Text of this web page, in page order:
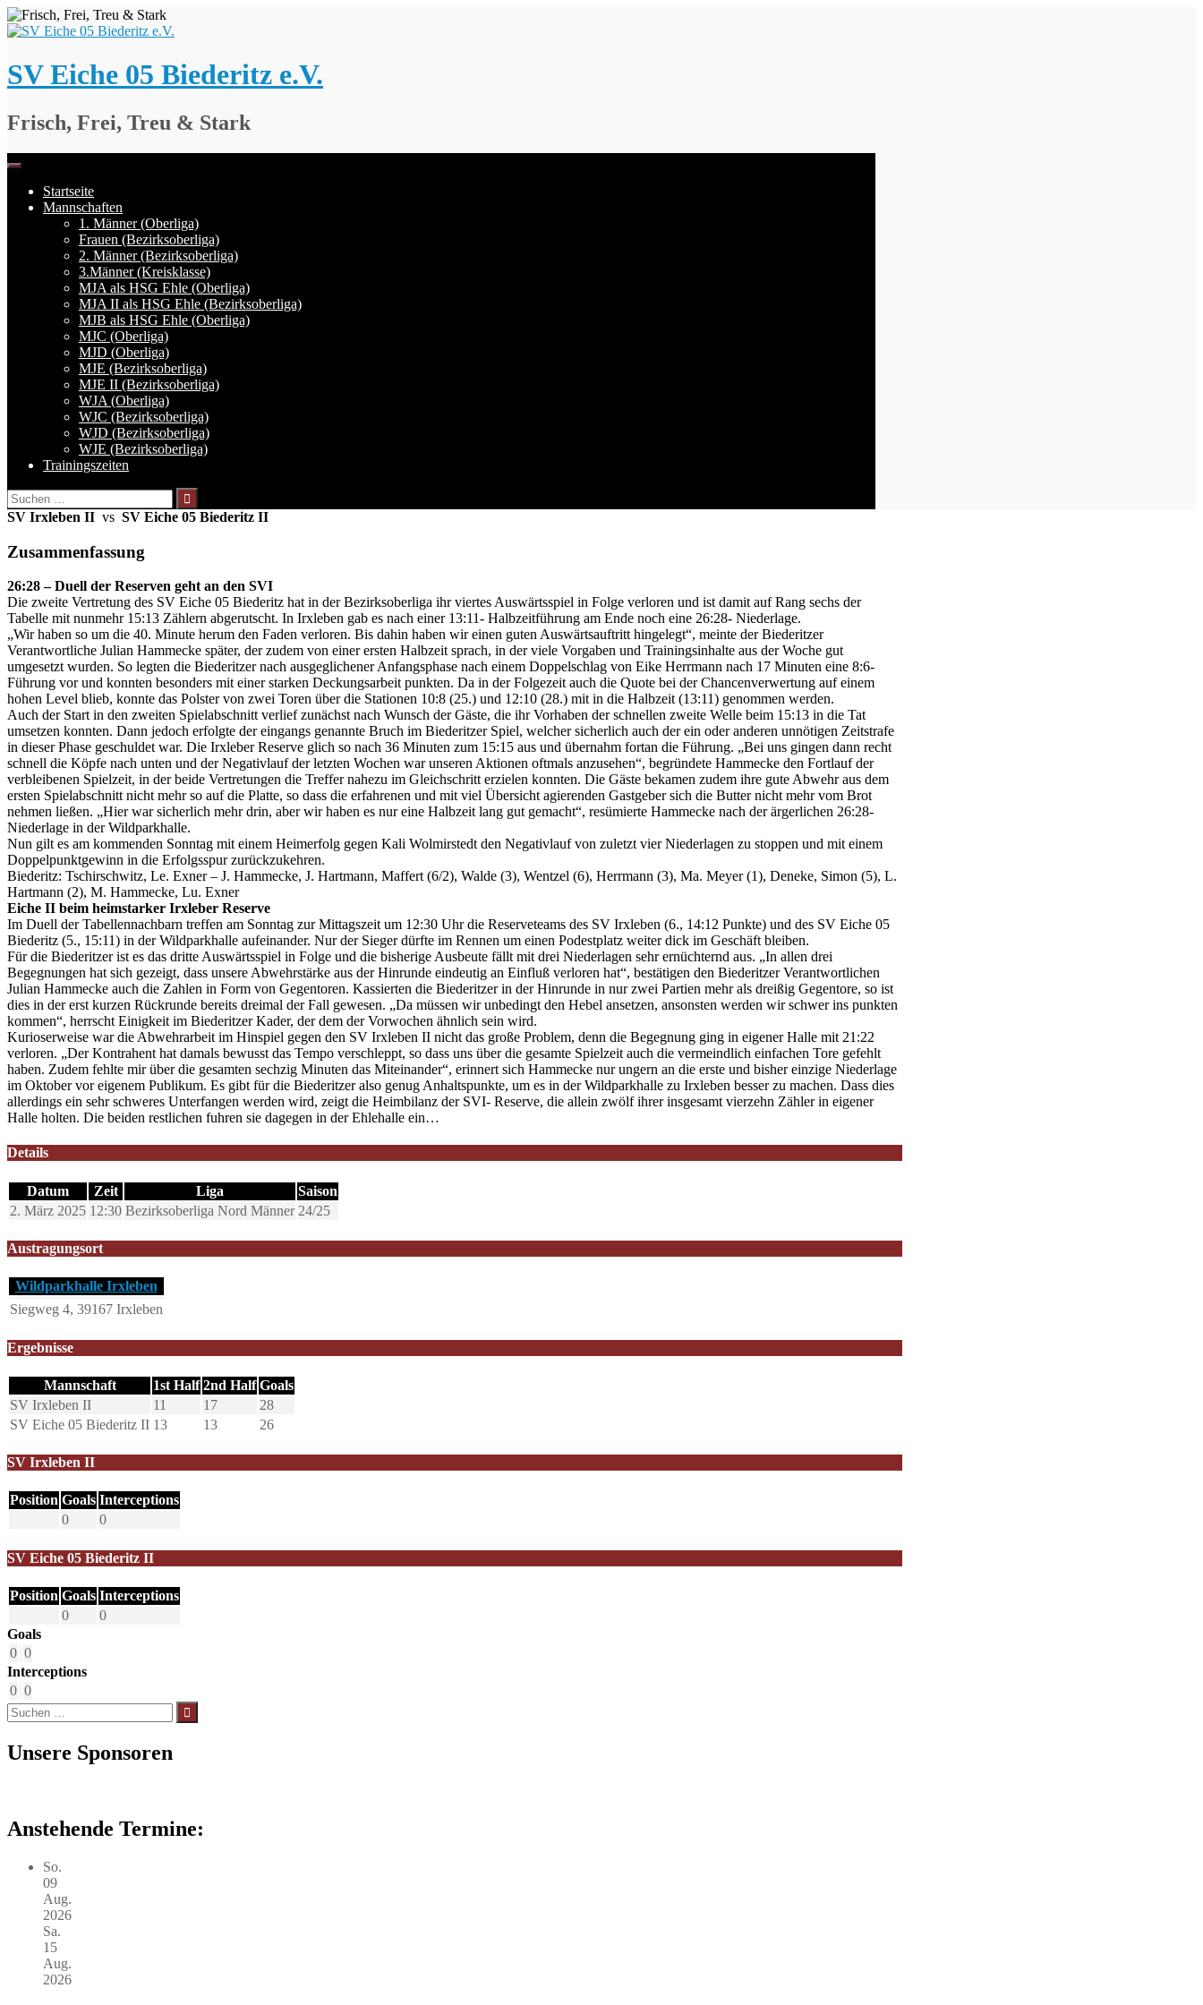
Springe
zum
SV Eiche 05 Biederitz e.V.
Frisch, Frei, Treu & Stark
Startseite
Mannschaften
1. Männer (Oberliga)
Frauen (Bezirksoberliga)
2. Männer (Bezirksoberliga)
3.Männer (Kreisklasse)
MJA als HSG Ehle (Oberliga)
MJA II als HSG Ehle (Bezirksoberliga)
MJB als HSG Ehle (Oberliga)
MJC (Oberliga)
MJD (Oberliga)
MJE (Bezirksoberliga)
MJE II (Bezirksoberliga)
WJA (Oberliga)
WJC (Bezirksoberliga)
WJD (Bezirksoberliga)
WJE (Bezirksoberliga)
Trainingszeiten
Suchen
nach:
SV Irxleben II vs SV Eiche 05 Biederitz II
Zusammenfassung
26:28 – Duell der Reserven geht an den SVI
Die zweite Vertretung des SV Eiche 05 Biederitz hat in der Bezirksoberliga ihr viertes Auswärtsspiel in Folge verloren und ist damit auf Rang sechs der
Tabelle mit nunmehr 15:13 Zählern abgerutscht. In Irxleben gab es nach einer 13:11- Halbzeitführung am Ende noch eine 26:28- Niederlage.
„Wir haben so um die 40. Minute herum den Faden verloren. Bis dahin haben wir einen guten Auswärtsauftritt hingelegt“, meinte der Biederitzer
Verantwortliche Julian Hammecke später, der zudem von einer ersten Halbzeit sprach, in der viele Vorgaben und Trainingsinhalte aus der Woche gut
umgesetzt wurden. So legten die Biederitzer nach ausgeglichener Anfangsphase nach einem Doppelschlag von Eike Herrmann nach 17 Minuten eine 8:6-
Führung vor und konnten besonders mit einer starken Deckungsarbeit punkten. Da in der Folgezeit auch die Quote bei der Chancenverwertung auf einem
hohen Level blieb, konnte das Polster von zwei Toren über die Stationen 10:8 (25.) und 12:10 (28.) mit in die Halbzeit (13:11) genommen werden.
Auch der Start in den zweiten Spielabschnitt verlief zunächst nach Wunsch der Gäste, die ihr Vorhaben der schnellen zweite Welle beim 15:13 in die Tat
umsetzen konnten. Dann jedoch erfolgte der eingangs genannte Bruch im Biederitzer Spiel, welcher sicherlich auch der ein oder anderen unnötigen Zeitstrafe
in dieser Phase geschuldet war. Die Irxleber Reserve glich so nach 36 Minuten zum 15:15 aus und übernahm fortan die Führung. „Bei uns gingen dann recht
schnell die Köpfe nach unten und der Negativlauf der letzten Wochen war unseren Aktionen oftmals anzusehen“, begründete Hammecke den Fortlauf der
verbleibenen Spielzeit, in der beide Vertretungen die Treffer nahezu im Gleichschritt erzielen konnten. Die Gäste bekamen zudem ihre gute Abwehr aus dem
ersten Spielabschnitt nicht mehr so auf die Platte, so dass die erfahrenen und mit viel Übersicht agierenden Gastgeber sich die Butter nicht mehr vom Brot
nehmen ließen. „Hier war sicherlich mehr drin, aber wir haben es nur eine Halbzeit lang gut gemacht“, resümierte Hammecke nach der ärgerlichen 26:28-
Niederlage in der Wildparkhalle.
Nun gilt es am kommenden Sonntag mit einem Heimerfolg gegen Kali Wolmirstedt den Negativlauf von zuletzt vier Niederlagen zu stoppen und mit einem
Doppelpunktgewinn in die Erfolgsspur zurückzukehren.
Biederitz: Tschirschwitz, Le. Exner – J. Hammecke, J. Hartmann, Maffert (6/2), Walde (3), Wentzel (6), Herrmann (3), Ma. Meyer (1), Deneke, Simon (5), L.
Hartmann (2), M. Hammecke, Lu. Exner
Eiche II beim heimstarker Irxleber Reserve
Im Duell der Tabellennachbarn treffen am Sonntag zur Mittagszeit um 12:30 Uhr die Reserveteams des SV Irxleben (6., 14:12 Punkte) und des SV Eiche 05
Biederitz (5., 15:11) in der Wildparkhalle aufeinander. Nur der Sieger dürfte im Rennen um einen Podestplatz weiter dick im Geschäft bleiben.
Für die Biederitzer ist es das dritte Auswärtsspiel in Folge und die bisherige Ausbeute fällt mit drei Niederlagen sehr ernüchternd aus. „In allen drei
Begegnungen hat sich gezeigt, dass unsere Abwehrstärke aus der Hinrunde eindeutig an Einfluß verloren hat“, bestätigen den Biederitzer Verantwortlichen
Julian Hammecke auch die Zahlen in Form von Gegentoren. Kassierten die Biederitzer in der Hinrunde in nur zwei Partien mehr als dreißig Gegentore, so ist
dies in der erst kurzen Rückrunde bereits dreimal der Fall gewesen. „Da müssen wir unbedingt den Hebel ansetzen, ansonsten werden wir schwer ins punkten
kommen“, herrscht Einigkeit im Biederitzer Kader, der dem der Vorwochen ähnlich sein wird.
Kurioserweise war die Abwehrarbeit im Hinspiel gegen den SV Irxleben II nicht das große Problem, denn die Begegnung ging in eigener Halle mit 21:22
verloren. „Der Kontrahent hat damals bewusst das Tempo verschleppt, so dass uns über die gesamte Spielzeit auch die vermeindlich einfachen Tore gefehlt
haben. Zudem fehlte mir über die gesamten sechzig Minuten das Miteinander“, erinnert sich Hammecke nur ungern an die erste und bisher einzige Niederlage
im Oktober vor eigenem Publikum. Es gibt für die Biederitzer also genug Anhaltspunkte, um es in der Wildparkhalle zu Irxleben besser zu machen. Dass dies
allerdings ein sehr schweres Unterfangen werden wird, zeigt die Heimbilanz der SVI- Reserve, die allein zwölf ihrer insgesamt vierzehn Zähler in eigener
Halle holten. Die beiden restlichen fuhren sie dagegen in der Ehlehalle ein…
Details
Datum Zeit Liga
Saison
2. März 2025 12:30 Bezirksoberliga Nord Männer 24/25
Austragungsort
Wildparkhalle Irxleben
Siegweg 4, 39167 Irxleben
Ergebnisse
Mannschaft 1st Half 2nd Half Goals
SV Irxleben II
11 17
28
SV Eiche 05 Biederitz II 13 13 26
SV Irxleben II
Position Goals Interceptions
0
0
SV Eiche 05 Biederitz II
Position Goals Interceptions
0
0
Goals
0 0
Interceptions
0 0
Suchen
nach:
Unsere Sponsoren
Anstehende Termine:
So.
09
Aug.
2026
Sa.
15
Aug.
2026